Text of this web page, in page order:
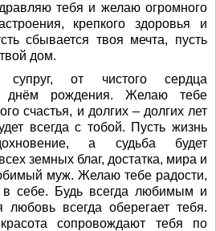
тебя и желаю огромного
крепкого здоровья и
сбывается твоя мечта, пусть
дом.
супруг, от чистого сердца
днём рождения. Желаю тебе
счастья, и долгих – долгих лет
всегда с тобой. Пусть жизнь
а судьба будет
земных благ, достатка, мира и
муж. Желаю тебе радости,
в себе. Будь всегда любимым и
всегда оберегает тебя.
сопровождают тебя по